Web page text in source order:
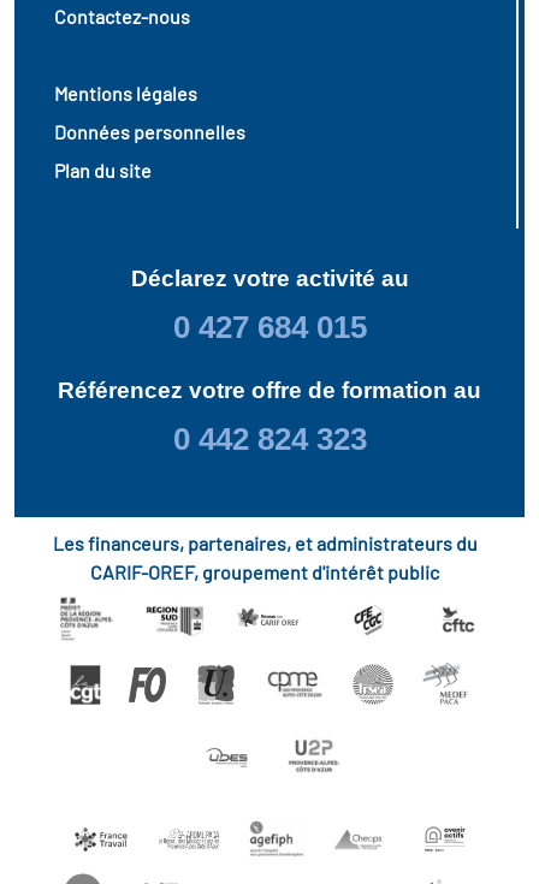
Contactez-nous
Mentions légales
Données personnelles
Plan du site
Déclarez votre activité au
0 427 684 015
Référencez votre offre de formation au
0 442 824 323
Les financeurs, partenaires, et administrateurs du
CARIF-OREF, groupement d'intérêt public